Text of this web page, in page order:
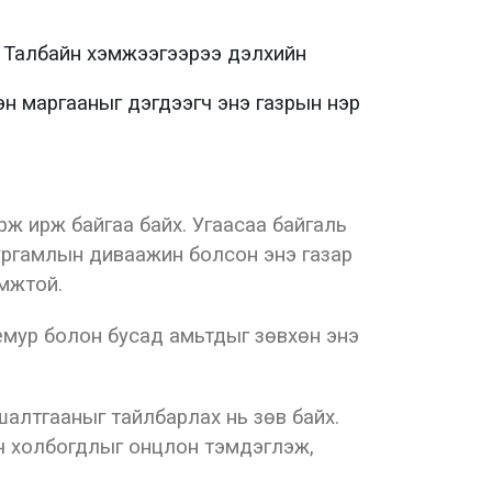
хэмжээгээрээ дэлхийн
маргааныг дэгдээгч энэ газрын нэр
ирж байгаа байх. Угаасаа байгаль
диваажин болсон энэ газар
болон бусад амьтдыг зөвхөн энэ
тайлбарлах нь зөв байх.
холбогдлыг онцлон тэмдэглэж,